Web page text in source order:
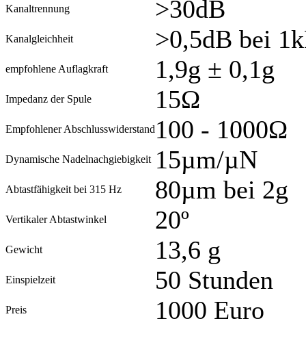
Kanaltrennung >30dB
Kanalgleichheit >0,5dB bei
empfohlene Auflagkraft 1,9g ± 0,1g
Impedanz der Spule 15Ω
Empfohlener Abschlusswiderstand 100 - 1000Ω
Dynamische Nadelnachgiebigkeit 15µm/µN
Abtastfähigkeit bei 315 Hz 80µm bei 2g
Vertikaler Abtastwinkel 20º
Gewicht 13,6 g
Einspielzeit 50 Stunden
Preis 1000 Euro